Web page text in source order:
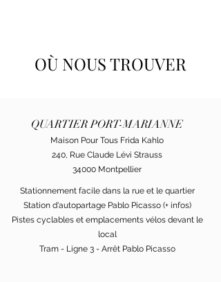
OÙ NOUS TROUVER
QUARTIER PORT-MARIANNE
Maison Pour Tous Frida Kahlo
240, Rue Claude Lévi Strauss
34000 Montpellier
Stationnement facile dans la rue et le quartier
Station d'autopartage Pablo Picasso (+ infos)
Pistes cyclables et emplacements vélos devant le
local
Tram - Ligne 3 - Arrêt Pablo Picasso